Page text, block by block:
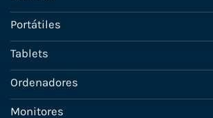
Portátiles
Tablets
Ordenadores
Monitores